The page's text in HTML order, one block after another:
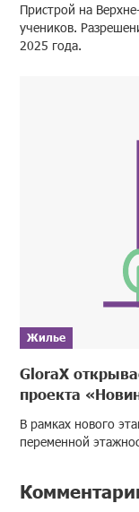
Пристрой на
учеников.
2025 года.
Жилье
GloraX
проекта
В рамках нового
переменной